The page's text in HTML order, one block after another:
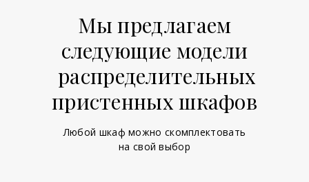
Мы предлагаем
следующие модели
распределительных
пристенных шкафов
Любой шкаф можно скомплектовать
на свой выбор